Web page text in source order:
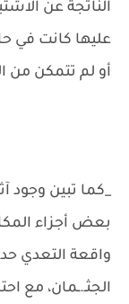
الناتجة عن
عليها كانت في
أو لم تتمكن من
_كما تبين وجود
بعض أجزاء
واقعة التعدي
الجثـ.ـمان، مع